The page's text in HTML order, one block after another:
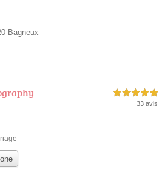
Bagneux
5,0 étoiles sur 5
33 avis